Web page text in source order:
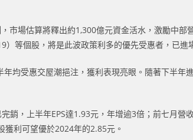
市場估算將釋出約1,300億元資金活水，激勵中
等個股，將是此波政策利多的優先受惠者，已進
均受惠交屋潮挹注，獲利表現亮眼。隨著下半
銷，上半年EPS達1.93元，年增逾3倍；前七月
利可望優於2024年的2.85元。